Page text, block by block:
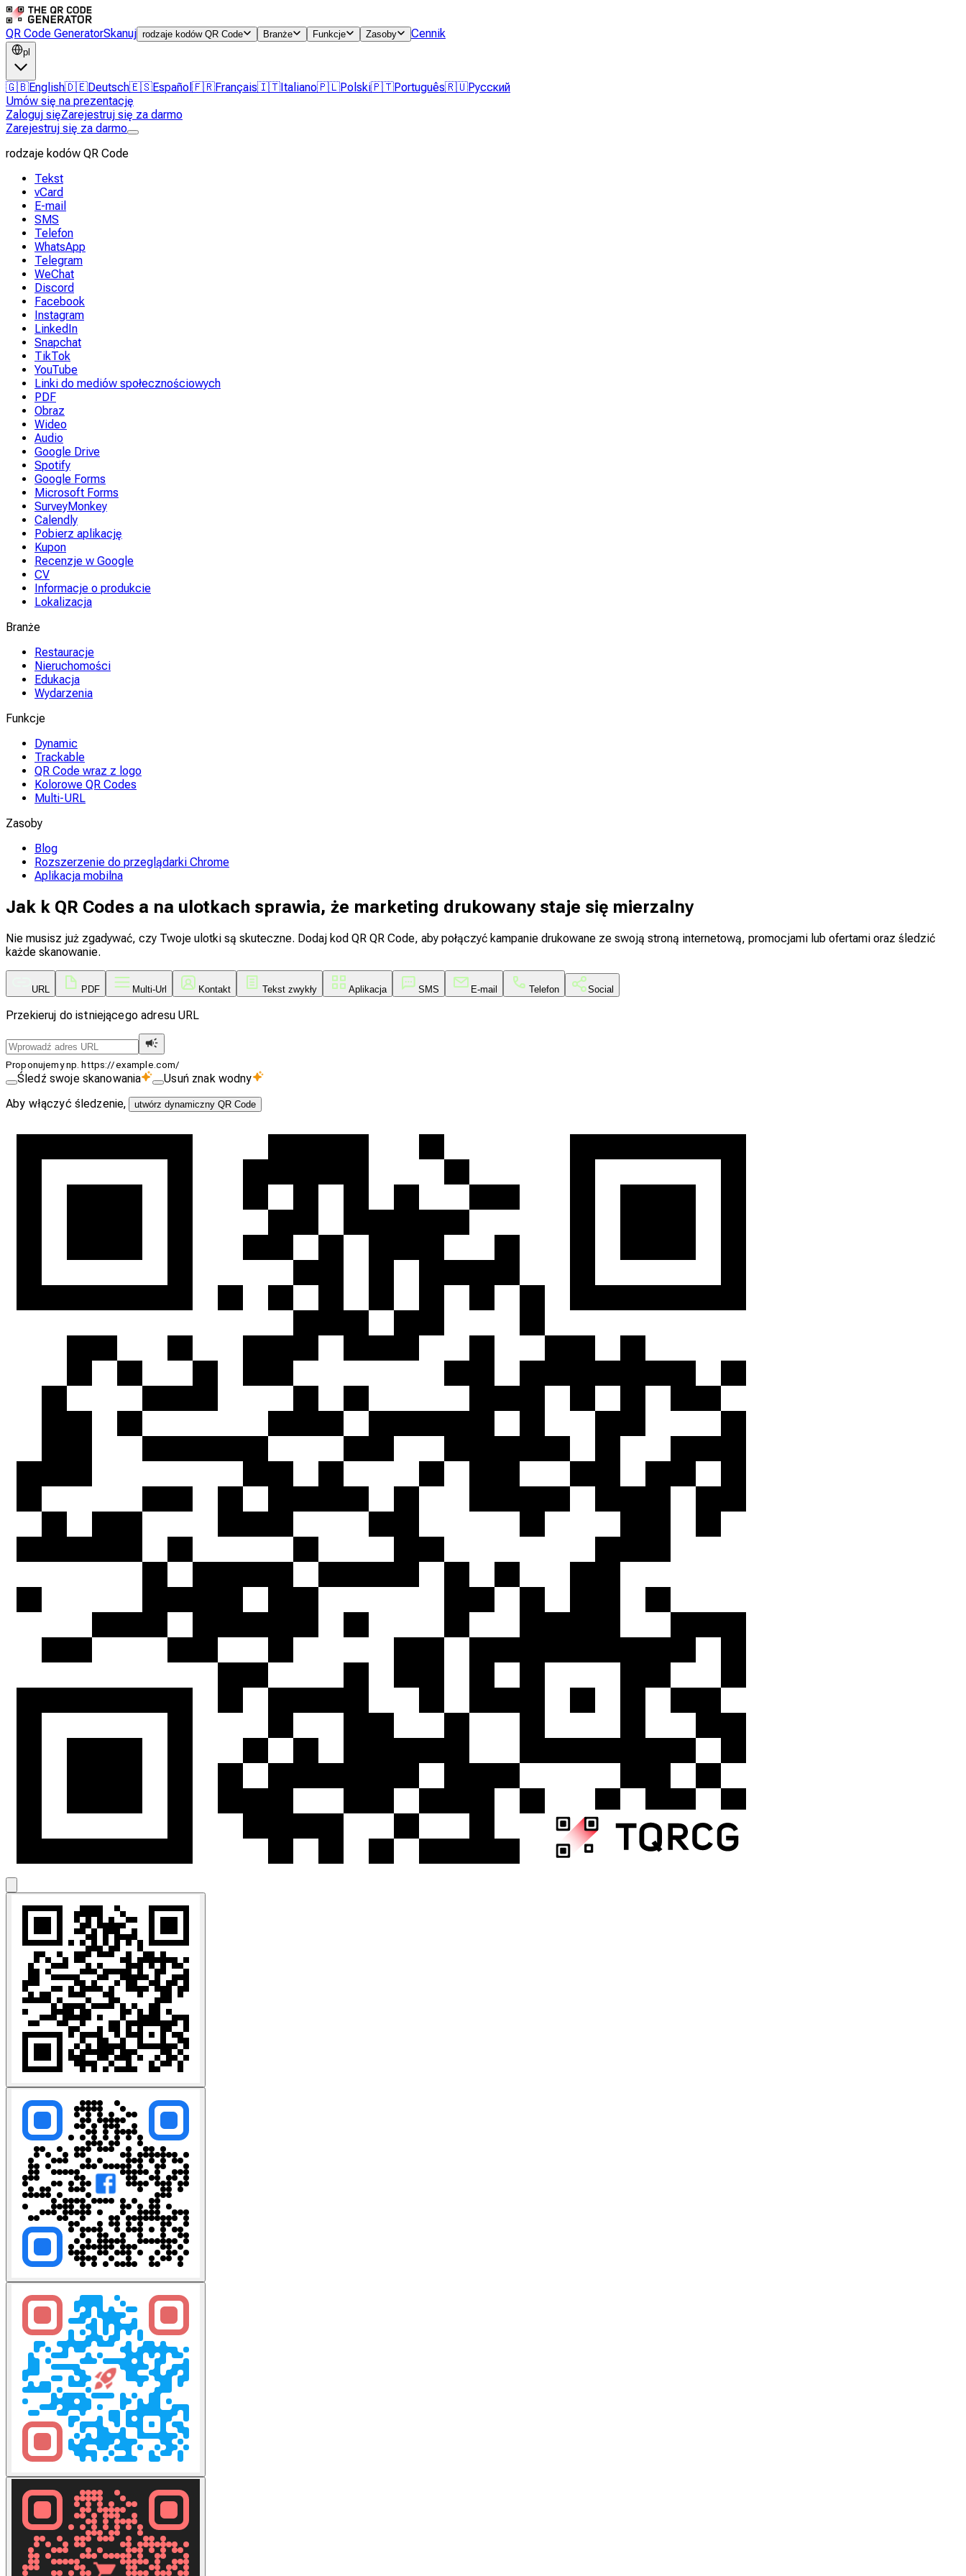
QR Code GeneratorSkanuj rodzaje kodów QR Code Branże Funkcje Zasoby Cennik
pl
🇬🇧English🇩🇪Deutsch🇪🇸Español 🇫🇷Français🇮🇹Italiano🇵🇱Polski🇵🇹Português🇷🇺Русский
Umów się na prezentację
Zaloguj sięZarejestruj się za darmo
Zarejestruj się za darmo
rodzaje kodów QR Code
Tekst
vCard
E-mail
SMS
Telefon
WhatsApp
Telegram
WeChat
Discord
Facebook
Instagram
LinkedIn
Snapchat
TikTok
YouTube
Linki do mediów społecznościowych
PDF
Obraz
Wideo
Audio
Google Drive
Spotify
Google Forms
Microsoft Forms
SurveyMonkey
Calendly
Pobierz aplikację
Kupon
Recenzje w Google
CV
Informacje o produkcie
Lokalizacja
Branże
Restauracje
Nieruchomości
Edukacja
Wydarzenia
Funkcje
Dynamic
Trackable
QR Code wraz z logo
Kolorowe QR Codes
Multi-URL
Zasoby
Blog
Rozszerzenie do przeglądarki Chrome
Aplikacja mobilna
Jak k QR Codes a na ulotkach sprawia, że marketing drukowany staje się mierzalny
Nie musisz już zgadywać, czy Twoje ulotki są skuteczne. Dodaj kod QR QR Code, aby połączyć kampanie drukowane ze swoją stroną internetową, promocjami lub ofertami oraz śledzić
każde skanowanie.
URL PDF Multi-Url Kontakt Tekst zwykły Aplikacja SMS E-mail Telefon Social
Przekieruj do istniejącego adresu URL
Proponujemy np. https://example.com/
Śledź swoje skanowania
Usuń znak wodny
Aby włączyć śledzenie,
utwórz dynamiczny QR Code